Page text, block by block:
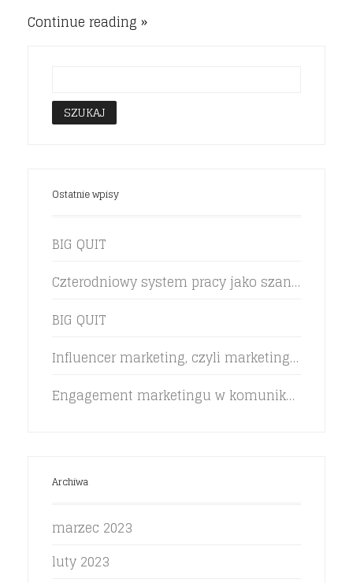
Continue reading
Ostatnie wpisy
BIG QUIT
Czterodniowy system pracy jako szansa na zwiększenie efektywności pracowników
BIG QUIT
Influencer marketing, czyli marketing rekomendacji w życiu marki
Engagement marketingu w komunikacji z klientem pokolenia Z
Archiwa
marzec 2023
luty 2023